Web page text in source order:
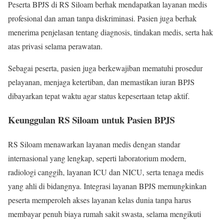
Peserta BPJS di RS Siloam berhak mendapatkan layanan medis
profesional dan aman tanpa diskriminasi. Pasien juga berhak
menerima penjelasan tentang diagnosis, tindakan medis, serta hak
atas privasi selama perawatan.
Sebagai peserta, pasien juga berkewajiban mematuhi prosedur
pelayanan, menjaga ketertiban, dan memastikan iuran BPJS
dibayarkan tepat waktu agar status kepesertaan tetap aktif.
Keunggulan RS Siloam untuk Pasien BPJS
RS Siloam menawarkan layanan medis dengan standar
internasional yang lengkap, seperti laboratorium modern,
radiologi canggih, layanan ICU dan NICU, serta tenaga medis
yang ahli di bidangnya. Integrasi layanan BPJS memungkinkan
peserta memperoleh akses layanan kelas dunia tanpa harus
membayar penuh biaya rumah sakit swasta, selama mengikuti